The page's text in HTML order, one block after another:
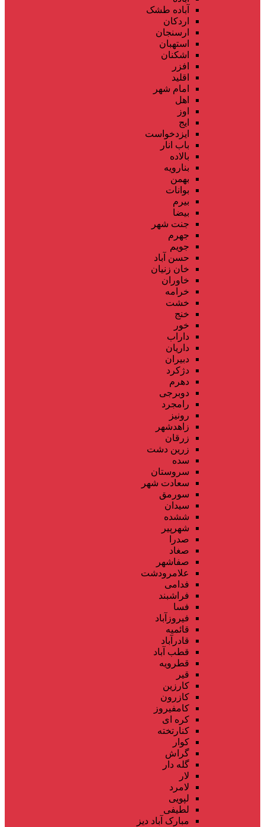
آباده طشک
اردکان
ارسنجان
استهبان
اشکنان
افزر
اقلید
امام شهر
اهل
اوز
ایج
ایزدخواست
باب انار
بالاده
بنارویه
بهمن
بوانات
بیرم
بیضا
جنت شهر
جهرم
جویم
حسن آباد
خان زنیان
خاوران
خرامه
خشت
خنج
خور
داراب
داریان
دبیران
دژکرد
دهرم
دوبرجی
رامجرد
رونیز
زاهدشهر
زرقان
زرین دشت
سده
سروستان
سعادت شهر
سورمق
سیدان
ششده
شهرپیر
صدرا
صغاد
صفاشهر
علامرودشت
فدامی
فراشبند
فسا
فیروزآباد
قائمیه
قادرآباد
قطب آباد
قطرویه
قیر
کارزین
کازرون
کامفیروز
کره ای
کنارتخته
کوار
گراش
گله دار
لار
لامرد
لپویی
لطیفی
مبارک آباد دیز